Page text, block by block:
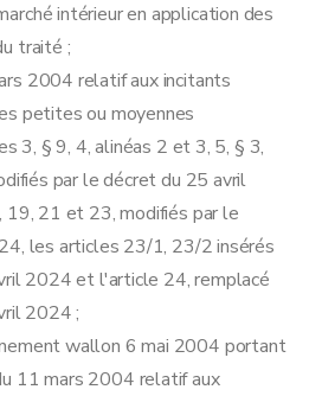
spécifiques
FEDER /FTJ - mesure 4 : Aide à l'investissement
19 : Régime d'aides aux investissements productifs des PME conduisant à leur diversification, leur modernisation et leur reconversion économiques
accéléré
intérieur en application des
traité ;
2004 relatif aux incitants
petites ou moyennes
3, § 9, 4, alinéas 2 et 3, 5, § 3,
par le décret du 25 avril
21 et 23, modifiés par le
les articles 23/1, 23/2 insérés
2024 et l'article 24, remplacé
2024 ;
wallon 6 mai 2004 portant
11 mars 2004 relatif aux